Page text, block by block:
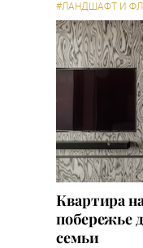
#ЛАНДШАФТ И
Квартира
побережье
семьи